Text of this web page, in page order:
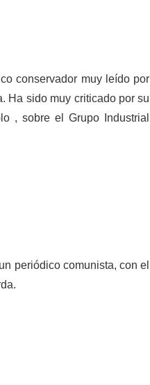
conservador muy leído por
Ha sido muy criticado por su
, sobre el Grupo Industrial
periódico comunista, con el